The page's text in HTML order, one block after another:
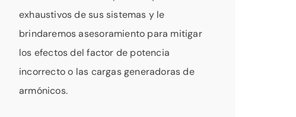
exhaustivos de sus sistemas y le
brindaremos asesoramiento para mitigar
los efectos del factor de potencia
incorrecto o las cargas generadoras de
armónicos.